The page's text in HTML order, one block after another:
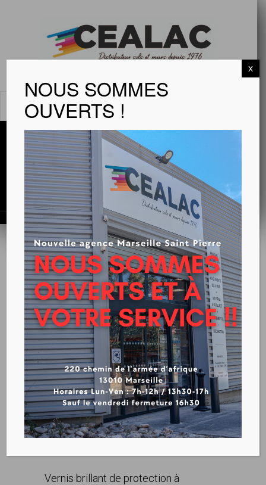
MENU
AXION VERNIS MAESTRIA
Télécharger la fiche technique
Vernis brillant de protection à
NOUS SOMMES
OUVERTS !
X